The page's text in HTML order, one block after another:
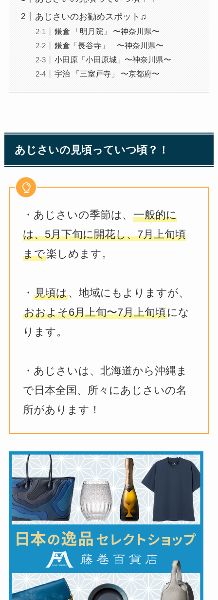
あじさいのお勧めスポット♫
鎌倉 「明月院」 〜神奈川県〜
鎌倉「長谷寺」 〜神奈川県〜
小田原「小田原城」〜神奈川県〜
宇治 「三室戸寺」 〜京都府〜
あじさいの見頃っていつ頃？！
・あじさいの季節は、 一般的に
は、5月下旬に開花し、7月上旬頃
まで楽しめます。
・ 見頃は、地域にもよりますが、
おおよそ6月上旬〜7月上旬頃にな
ります。
・あじさいは、北海道から沖縄ま
で日本全国、所々にあじさいの名
所があります！